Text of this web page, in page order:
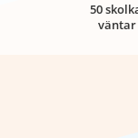
50
väntar